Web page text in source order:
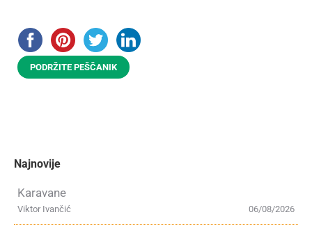
PODRŽITE PEŠČANIK
Najnovije
Karavane
06/08/2026
Viktor Ivančić